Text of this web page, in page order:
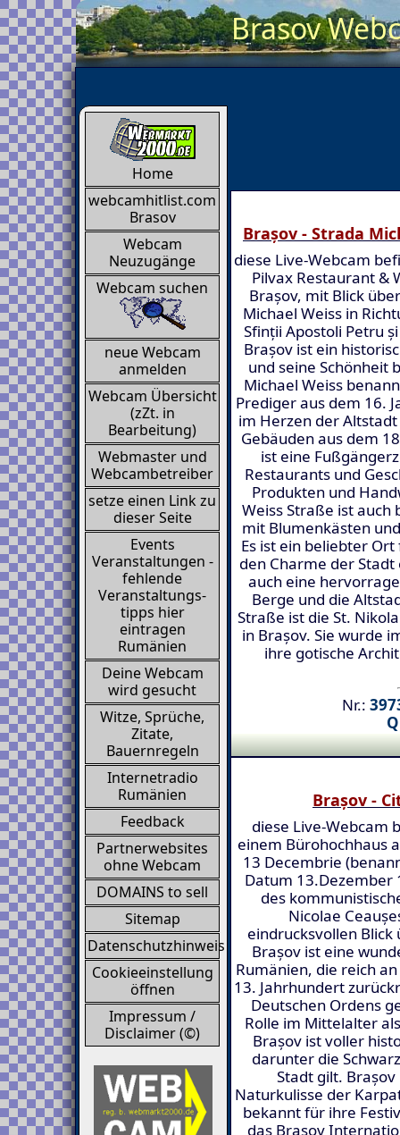
Brasov
Home
webcamhitlist.com
Brasov
Webcam
Neuzugänge
Webcam suchen
neue Webcam
anmelden
Webcam Übersicht
(zZt. in
Bearbeitung)
Webmaster und
Webcambetreiber
setze einen Link zu
dieser Seite
Events
Veranstaltungen -
fehlende
Veranstaltungs-
tipps hier
eintragen
Rumänien
Deine Webcam
wird gesucht
Witze, Sprüche,
Zitate,
Bauernregeln
Internetradio
Rumänien
Feedback
Partnerwebsites
ohne Webcam
DOMAINS to sell
Sitemap
Datenschutzhinweis
Cookieeinstellung
öffnen
Impressum /
Disclaimer (©)
Brașov - Strada
diese Live-Webcam
Pilvax Restaurant &
Brașov, mit Blick
Michael Weiss in
Sfinții Apostoli Petru
Brașov ist ein
und seine Schönheit
Michael Weiss
Prediger aus dem 16.
im Herzen der
Gebäuden aus dem
ist eine
Restaurants und
Produkten und
Weiss Straße ist
mit Blumenkästen
Es ist ein beliebter
den Charme der
auch eine
Berge und die
Straße ist die St.
in Brașov. Sie wurde
ihre gotische
Nr.:
Brașov -
diese Live-Webcam
einem Bürohochhaus
13 Decembrie
Datum 13.Dezember
des
Nicolae
eindrucksvollen
Brașov ist eine
Rumänien, die reich
13. Jahrhundert
Deutschen Ordens
Rolle im Mittelalter
Brașov ist voller
darunter die
Stadt gilt.
Naturkulisse der
bekannt für ihre
das Brasov